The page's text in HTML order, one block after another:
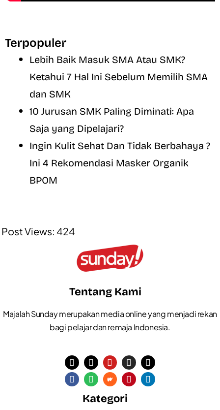
Terpopuler
Lebih Baik Masuk SMA Atau SMK?
Ketahui 7 Hal Ini Sebelum Memilih SMA
dan SMK
10 Jurusan SMK Paling Diminati: Apa
Saja yang Dipelajari?
Ingin Kulit Sehat Dan Tidak Berbahaya ?
Ini 4 Rekomendasi Masker Organik
BPOM
Post Views: 424
Tentang Kami
Majalah Sunday merupakan media online yang menjadi rekan
bagi pelajar dan remaja Indonesia.
Kategori